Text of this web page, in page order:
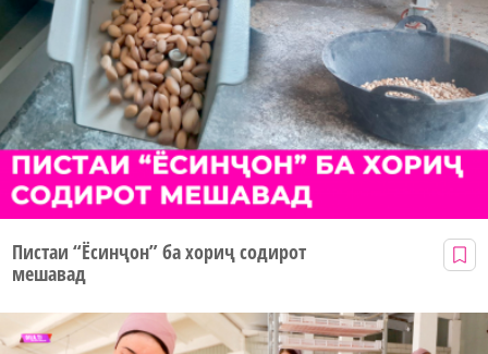
Пистаи “Ёсинҷон” ба хориҷ содирот
мешавад